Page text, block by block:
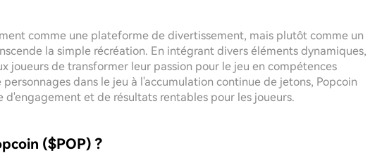
comme une plateforme de divertissement, mais plutôt comme un
la simple récréation. En intégrant divers éléments dynamiques,
joueurs de transformer leur passion pour le jeu en compétences
dans le jeu à l'accumulation continue de jetons, Popcoin
d'engagement et de résultats rentables pour les joueurs.
($POP) ?